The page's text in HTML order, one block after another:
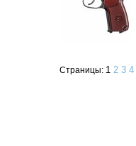
Страницы: 1 2 3 4